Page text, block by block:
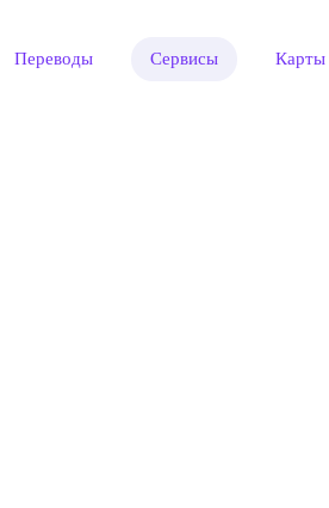
Переводы Сервисы Карты